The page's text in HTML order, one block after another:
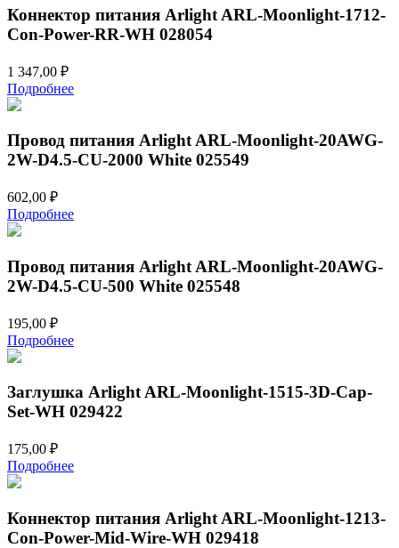
Коннектор питания Arlight ARL-Moonlight-1712-
Con-Power-RR-WH 028054
1 347,00 ₽
Подробнее
Провод питания Arlight ARL-Moonlight-20AWG-
2W-D4.5-CU-2000 White 025549
602,00 ₽
Подробнее
Провод питания Arlight ARL-Moonlight-20AWG-
2W-D4.5-CU-500 White 025548
195,00 ₽
Подробнее
Заглушка Arlight ARL-Moonlight-1515-3D-Cap-
Set-WH 029422
175,00 ₽
Подробнее
Коннектор питания Arlight ARL-Moonlight-1213-
Con-Power-Mid-Wire-WH 029418